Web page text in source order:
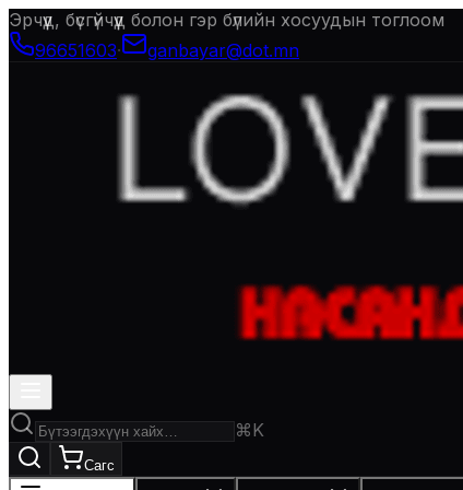
Эрчүүд, бүсгүйчүүд болон гэр бүлийн хосуудын тоглоом
96651603· ganbayar@dot.mn
⌘K
Сагс